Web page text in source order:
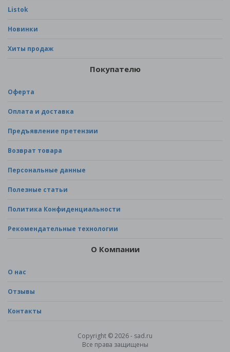
Listok
Новинки
Хиты продаж
Покупателю
Оферта
Оплата и доставка
Предъявление претензии
Возврат товара
Персональные данные
Полезные статьи
Политика Конфиденциальности
Рекомендательные технологии
О Компании
О нас
Отзывы
Контакты
Copyright © 2026 - sad.ru
Все права защищены